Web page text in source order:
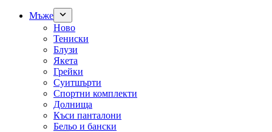
Мъже
Ново
Тениски
Блузи
Якета
Грейки
Суитшърти
Спортни комплекти
Долнища
Къси панталони
Бельо и бански